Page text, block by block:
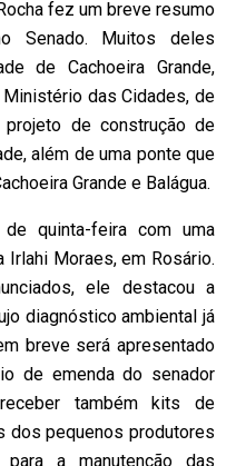
fez um breve resumo
Senado. Muitos deles
de Cachoeira Grande,
das Cidades, de
de construção de
além de uma ponte que
Grande e Balágua.
quinta-feira com uma
Moraes, em Rosário.
ele destacou a
diagnóstico ambiental já
breve será apresentado
de emenda do senador
também kits de
dos pequenos produtores
a manutenção das